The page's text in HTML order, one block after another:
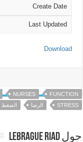
Create Date
Last Updated
Download
FUNCTION
NURSES
STRESS
الرضا الضغط
حول LEBRAGUE Riad